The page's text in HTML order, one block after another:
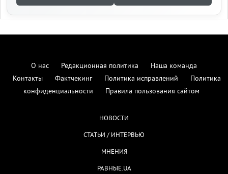
О нас Редакционная политика
Наша команда
Контакты
Фактчекинг Политика исправлений
Политика
конфиденциальности
Правила пользования сайтом
НОВОСТИ
СТАТЬИ / ИНТЕРВЬЮ
МНЕНИЯ
РАВНЫЕ.UA